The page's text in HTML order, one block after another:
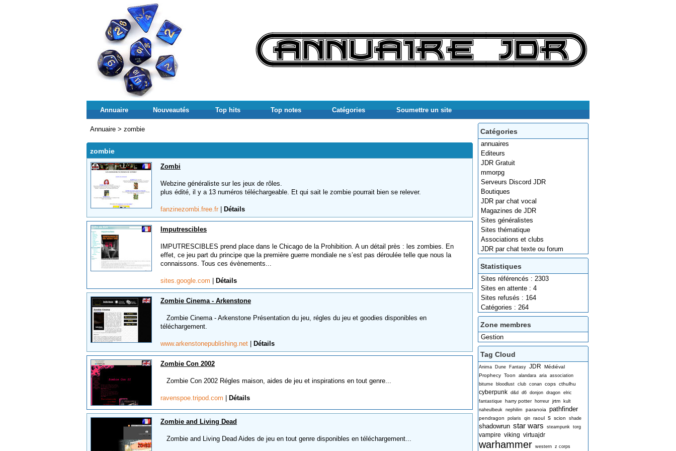
Annuaire Nouveautés Top hits Top notes Catégories Soumettre un site
Catégories
annuaires
Editeurs
JDR Gratuit
mmorpg
Serveurs Discord JDR
Boutiques
JDR par chat vocal
Magazines de JDR
Sites généralistes
Sites thématique
Associations et clubs
JDR par chat texte ou forum
Statistiques
Sites référencés : 2303
Sites en attente : 4
Sites refusés : 164
Catégories : 264
Zone membres
Gestion
Tag Cloud
Anima Dune Fantasy JDR
Médiéval
Prophecy Toon alandara aria association
bitume
bloodlust club conan cops cthulhu
cyberpunk d&d d6 donjon dragon elric
fantastique harry potter horreur jrtm
kult
naheulbeuk nephilim paranoia pathfinder
pendragon polaris qin raoul s scion shade
shadowrun star wars steampunk torg
vampire viking virtuajdr
warhammer western z corps
Annuaire > zombie
zombie
Zombi
Webzine généraliste sur les jeux de rôles.
plus édité, il y a 13 numéros téléchargeable. Et qui sait le zombie pourrait bien se relever.
fanzinezombi.free.fr Détails
Imputrescibles
IMPUTRESCIBLES prend place dans le Chicago de la Prohibition. A un détail près : les zombies. En
effet, ce jeu part du principe que la première guerre mondiale ne s’est pas déroulée telle que nous la
connaissons. Tous ces évènements...
sites.google.com Détails
Zombie Cinema - Arkenstone
Zombie Cinema - Arkenstone Présentation du jeu, régles du jeu et goodies disponibles en
téléchargement.
www.arkenstonepublishing.net Détails
Zombie Con 2002
Zombie Con 2002 Régles maison, aides de jeu et inspirations en tout genre...
ravenspoe.tripod.com Détails
Zombie and Living Dead
Zombie and Living Dead Aides de jeu en tout genre disponibles en téléchargement...